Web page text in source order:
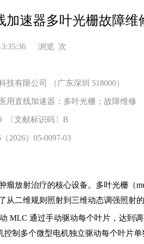
加速器多叶光栅故障维
13:35:36 浏览 次
技有限公司 （广东深圳 518000）
用直线加速器；多叶光栅；故障维修
〔文献标识码〕B
2026）05-0097-03
瘤放射治疗的核心设备。多叶光栅（
从二维规则照射到三维动态调强照射
MLC 通过手动驱动每个叶片，达到
控制多个微型电机独立驱动每个叶片